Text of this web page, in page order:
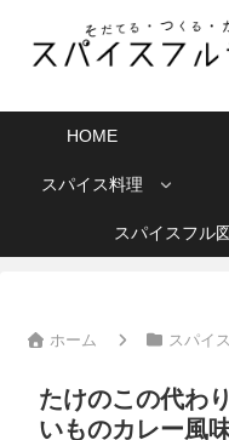
HOME
スパイス料理
スパイスフル
ホーム スパイ
たけのこの代わ
いものカレー風